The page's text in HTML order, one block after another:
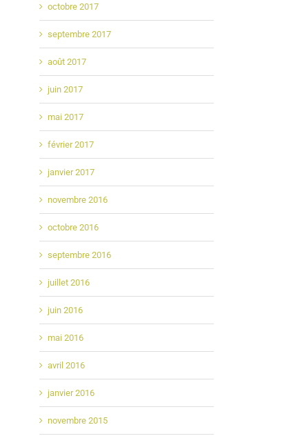
octobre 2017
septembre 2017
août 2017
juin 2017
mai 2017
février 2017
janvier 2017
novembre 2016
octobre 2016
septembre 2016
juillet 2016
juin 2016
mai 2016
avril 2016
janvier 2016
novembre 2015